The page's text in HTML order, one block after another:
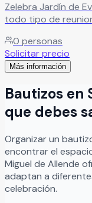
Zelebra Jardín de
todo tipo de
hermoso jardín con
juegos lo
bautizos, baby
estilos y tamaños. Gracias a sus espacios versátiles y
cómodos, Zelebra
fácilmente a las
inolvidables junto a
0 personas
Solicitar precio
Más información
Bautizos en
que debes
Organizarun
encontrar el
Miguel de Allende
adaptan a
celebración.